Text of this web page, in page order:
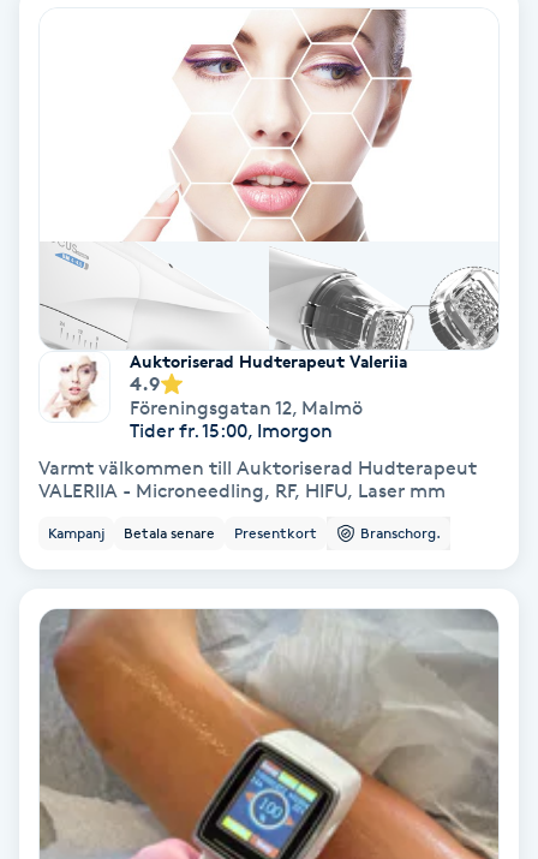
Fransborttagning
Fransfärgning
Fransförlängning
Fransförlängning Megavolym
Fransförlängning Volym
Fransk manikyr
Fransrengöring
Frekvensterapi
Friskvård
Auktoriserad Hudterapeut Valeriia
4.9
Föreningsgatan 12, Malmö
Tider fr. 15:00, Imorgon
Varmt välkommen till Auktoriserad Hudterapeut
VALERIIA - Microneedling, RF, HIFU, Laser mm
Kampanj Betala senare Presentkort Branschorg.